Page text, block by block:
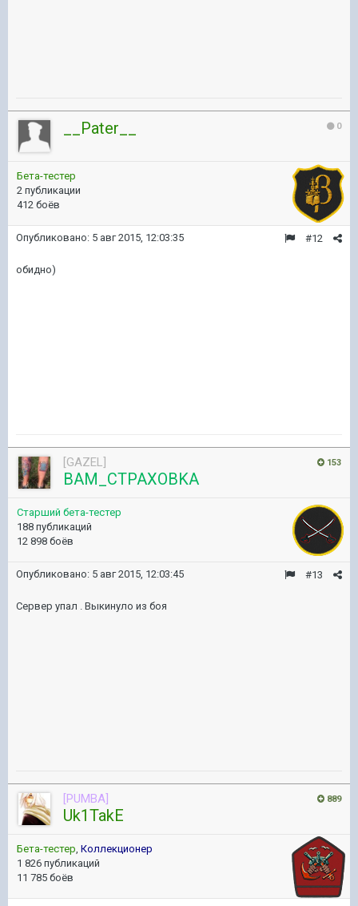
0
__Pater__
Бета-тестер
2 публикации
412 боёв
#12
Опубликовано: 5 авг 2015, 12:03:35
обидно)
153
[GAZEL]
BAM_CTPAXOBKA
Старший бета-тестер
188 публикаций
12 898 боёв
#13
Опубликовано: 5 авг 2015, 12:03:45
Сервер упал . Выкинуло из боя
889
[PUMBA]
Uk1TakE
Бета-тестер, Коллекционер
1 826 публикаций
11 785 боёв